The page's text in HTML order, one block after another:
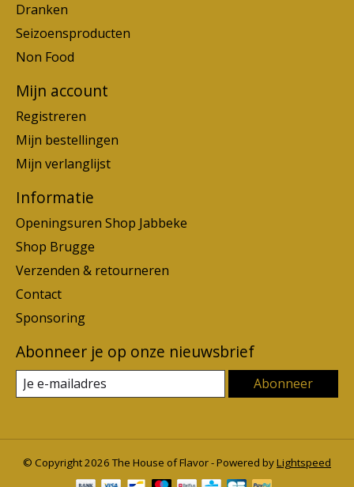
Dranken
Seizoensproducten
Non Food
Mijn account
Registreren
Mijn bestellingen
Mijn verlanglijst
Informatie
Openingsuren Shop Jabbeke
Shop Brugge
Verzenden & retourneren
Contact
Sponsoring
Abonneer je op onze nieuwsbrief
Abonneer
© Copyright 2026 The House of Flavor - Powered byLightspeed